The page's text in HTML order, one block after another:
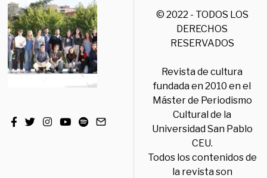
© 2022 - TODOS LOS
DERECHOS
RESERVADOS
Revista de cultura
fundada en 2010 en el
Máster de Periodismo
Cultural de la
Universidad San Pablo
CEU.
Todos los contenidos de
la revista son